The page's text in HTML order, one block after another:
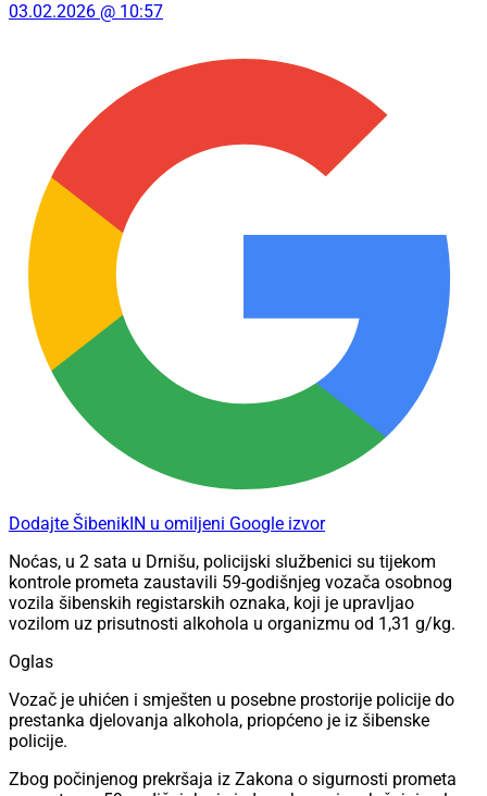
03.02.2026 @ 10:57
Dodajte ŠibenikIN u omiljeni Google izvor
Noćas, u 2 sata u Drnišu, policijski službenici su tijekom
kontrole prometa zaustavili 59-godišnjeg vozača osobnog
vozila šibenskih registarskih oznaka, koji je upravljao
vozilom uz prisutnosti alkohola u organizmu od 1,31 g/kg.
Oglas
Vozač je uhićen i smješten u posebne prostorije policije do
prestanka djelovanja alkohola, priopćeno je iz šibenske
policije.
Zbog počinjenog prekršaja iz Zakona o sigurnosti prometa